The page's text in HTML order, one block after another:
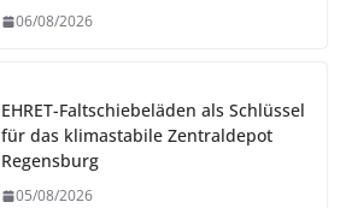
06/08/2026
EHRET-Faltschiebeläden als Schlüssel
für das klimastabile Zentraldepot
Regensburg
05/08/2026